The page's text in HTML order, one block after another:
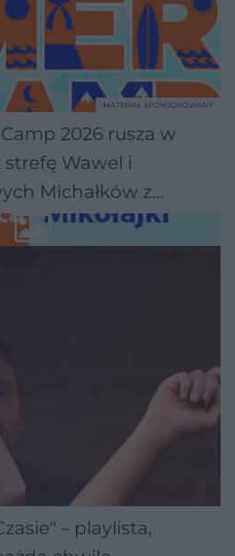
2026 rusza w
Wawel i
Michałków z
MATERIAŁ SPONSOROWANY
– playlista,